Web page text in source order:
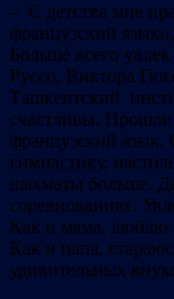
– С детства мне
французский
Больше всего
Руссо, Виктора
Ташкентский
счастливы. Прошли
французский
гимнастику,
шахматы больше.
соревнованиях.
Как и мама, люблю
Как и папа,
удивительных